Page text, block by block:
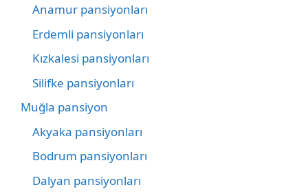
Anamur pansiyonları
Erdemli pansiyonları
Kızkalesi pansiyonları
Silifke pansiyonları
Muğla pansiyon
Akyaka pansiyonları
Bodrum pansiyonları
Dalyan pansiyonları